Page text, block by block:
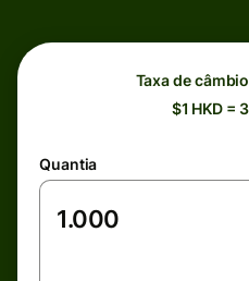
Taxa de
$1 HKD =
Quantia